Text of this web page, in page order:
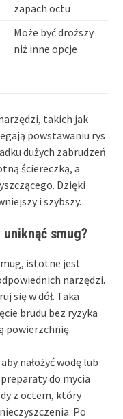
zapach octu
Może być droższy
niż inne opcje
takich jak
powstawaniu rys
dużych zabrudzeń
ściereczką, a
Dzięki
i szybszy.
smug?
istotne jest
narzędzi.
się w dół. Taka
brudu bez ryzyka
powierzchnię.
nałożyć wodę lub
do mycia
z octem, który
Po